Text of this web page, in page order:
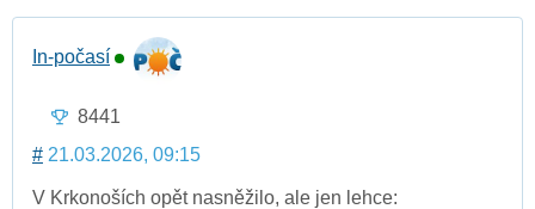
In-počasí
8441
# 21.03.2026, 09:15
V Krkonoších opět nasněžilo, ale jen lehce: